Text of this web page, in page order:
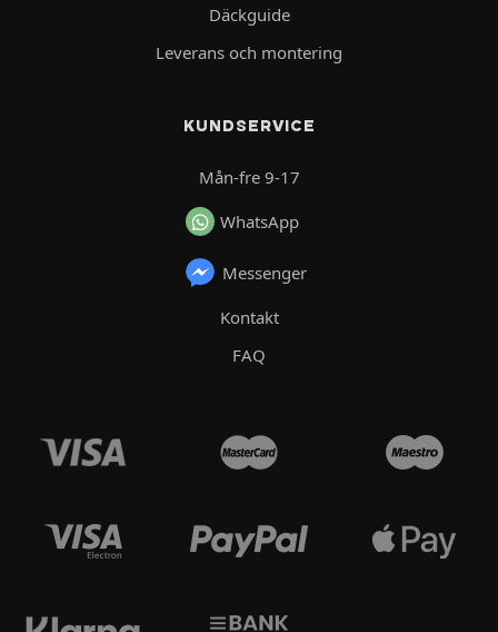
Däckguide
Leverans och montering
KUNDSERVICE
Mån-fre 9-17
WhatsApp
Messenger
Kontakt
FAQ